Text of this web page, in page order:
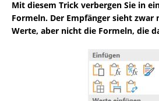
Mit diesem Trick verbergen Sie in
Formeln. Der Empfänger sieht zwar
Werte, aber nicht die Formeln, die